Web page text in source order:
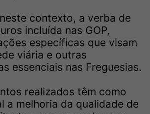
contexto, a verba de
incluída nas GOP,
específicas que visam
viária e outras
essenciais nas Freguesias.
realizados têm como
a melhoria da qualidade de